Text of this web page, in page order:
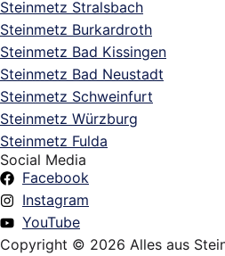
Steinmetz Stralsbach
Steinmetz Burkardroth
Steinmetz Bad Kissingen
Steinmetz Bad Neustadt
Steinmetz Schweinfurt
Steinmetz Würzburg
Steinmetz Fulda
Social Media
Facebook
Instagram
YouTube
Copyright © 2026 Alles aus